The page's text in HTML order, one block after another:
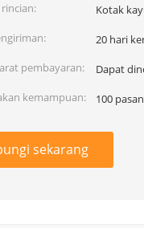
Kotak
20 hari
pembayaran:
Dapat
kemampuan:
100
sekarang